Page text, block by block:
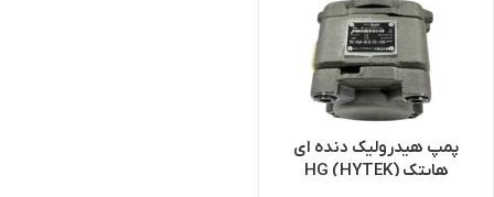
پمپ هیدرولیک دنده ای
هایتک (HYTEK) HG